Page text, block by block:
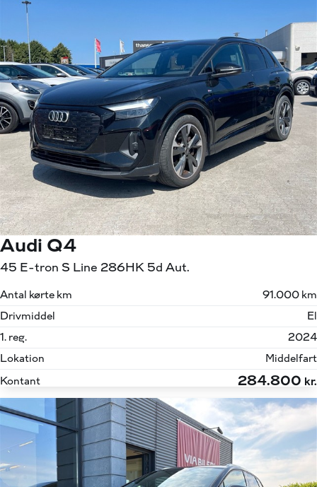
Audi Q4
45 E-tron S Line 286HK 5d Aut.
Antal kørte km
91.000 km
Drivmiddel
El
1. reg.
2024
Lokation
Middelfart
Kontant
284.800 kr.